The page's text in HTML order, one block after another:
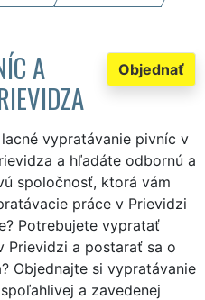
Objednať
A
vypratávanie pivníc v
a hľadáte odbornú a
spoločnosť, ktorá vám
práce v Prievidzi
Potrebujete vypratať
Prievidzi a postarať sa o
Objednajte si vypratávanie
a zavedenej